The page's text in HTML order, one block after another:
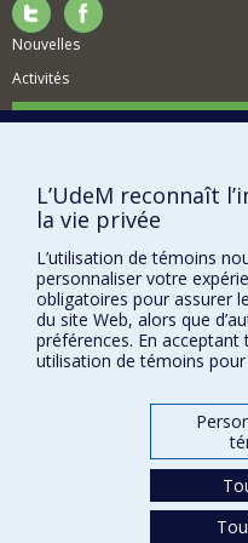
Nouvelles
Activités
Comment soutenir le
Plan du site
Signaler une erreur
Accessibilité
FACULTÉ DES ARTS ET DES
Nos départements et écoles
L’UdeM reconnaît
la vie privée
L’utilisation de témoins
personnaliser votre
obligatoires pour assurer
du site Web, alors que
préférences. En
utilisation de témoins